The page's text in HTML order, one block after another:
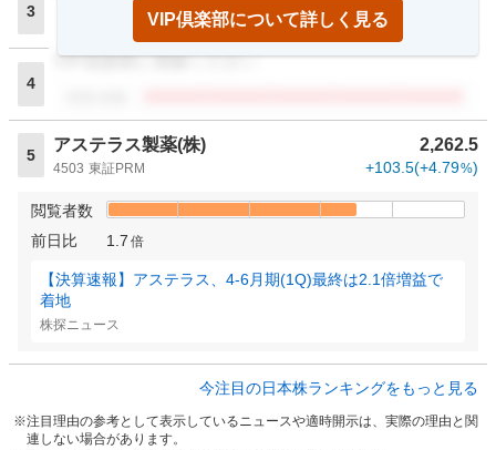
3
4
VIP倶楽部に登録ください
5
アステラス製薬(株) 2,262.5
4503 東証PRM +103.5(+4.79%)
閲覧者数
前日比
1.7 倍
【決算速報】アステラス、4-6月期(1Q)最終は2.1倍増益で
着地
株探ニュース
VIP倶楽部について詳しく見る
今注目の日本株ランキングをもっと見る
注目理由の参考として表示しているニュースや適時開示は、実際の理由と関
連しない場合があります。